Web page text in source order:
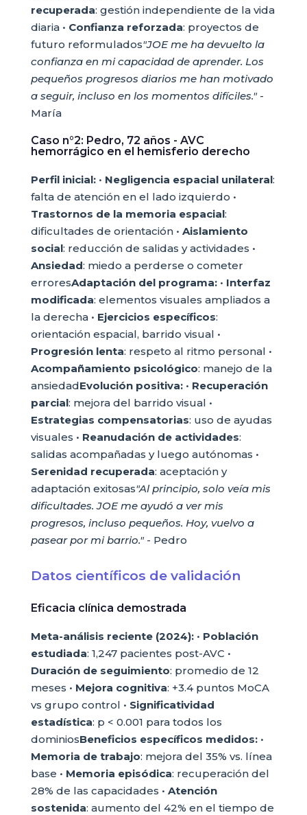
recuperada: gestión independiente de la vida
diaria • Confianza reforzada: proyectos de
futuro reformulados"JOE me ha devuelto la
confianza en mi capacidad de aprender. Los
pequeños progresos diarios me han motivado
a seguir, incluso en los momentos difíciles."-
María
Caso n°2: Pedro, 72 años - AVC
hemorrágico en el hemisferio derecho
Perfil inicial:• Negligencia espacial unilateral:
falta de atención en el lado izquierdo •
Trastornos de la memoria espacial:
dificultades de orientación • Aislamiento
social: reducción de salidas y actividades •
Ansiedad: miedo a perderse o cometer
erroresAdaptación del programa:• Interfaz
modificada: elementos visuales ampliados a
la derecha • Ejercicios específicos:
orientación espacial, barrido visual •
Progresión lenta: respeto al ritmo personal •
Acompañamiento psicológico: manejo de la
ansiedadEvolución positiva:• Recuperación
parcial: mejora del barrido visual •
Estrategias compensatorias: uso de ayudas
visuales • Reanudación de actividades:
salidas acompañadas y luego autónomas •
Serenidad recuperada: aceptación y
adaptación exitosas"Al principio, solo veía mis
dificultades. JOE me ayudó a ver mis
progresos, incluso pequeños. Hoy, vuelvo a
pasear por mi barrio."- Pedro
Datos científicos de validación
Eficacia clínica demostrada
Meta-análisis reciente (2024):• Población
estudiada: 1,247 pacientes post-AVC •
Duración de seguimiento: promedio de 12
meses • Mejora cognitiva: +3.4 puntos MoCA
vs grupo control • Significatividad
estadística: p < 0.001 para todos los
dominiosBeneficios específicos medidos:•
Memoria de trabajo: mejora del 35% vs. línea
base • Memoria episódica: recuperación del
28% de las capacidades • Atención
sostenida: aumento del 42% en el tiempo de